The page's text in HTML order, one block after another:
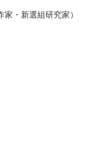
・新選組研究家）